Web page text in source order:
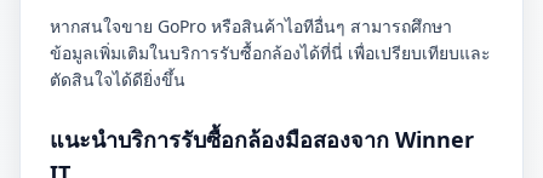
หากสนใจขาย GoPro หรือสินค้าไอทีอื่นๆ สามารถศึกษา
ข้อมูลเพิ่มเติมในบริการรับซื้อกล้องได้ที่นี่ เพื่อเปรียบเทียบและ
ตัดสินใจได้ดียิ่งขึ้น
แนะนำบริการรับซื้อกล้องมือสองจาก Winner